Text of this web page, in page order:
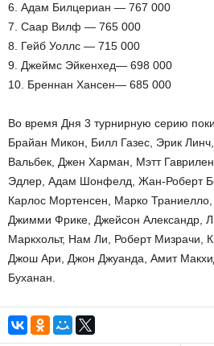
6. Адам Билцериан — 767 000
7. Саар Вилф — 765 000
8. Гейб Уоллс — 715 000
9. Джеймс Эйкенхед— 698 000
10. Бреннан Хансен— 685 000
Во время Дня 3 турнирную серию
Брайан Микон, Билл Газес, Эрик
Вальбек, Джен Харман, Мэтт
Эдлер, Адам Шонфелд, Жан-Роберт
Карлос Мортенсен, Марко
Джимми Фрике, Джейсон Александр,
Маркхольт, Нам Ли, Роберт Мизрачи,
Джош Ари, Джон Джуанда, Амит
Буханан.